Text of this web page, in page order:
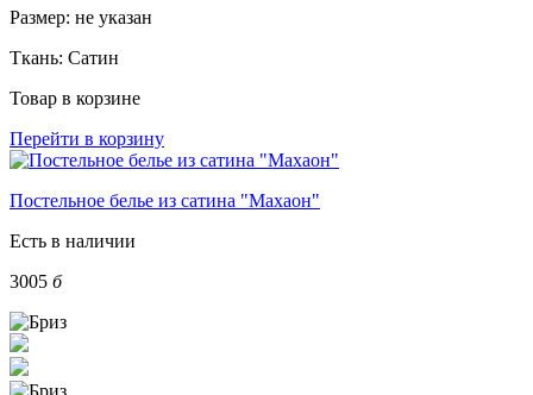
Размер: не указан
Ткань: Сатин
Товар в корзине
Перейти в корзину
Постельное белье из сатина "Махаон"
Есть в наличии
3005 б